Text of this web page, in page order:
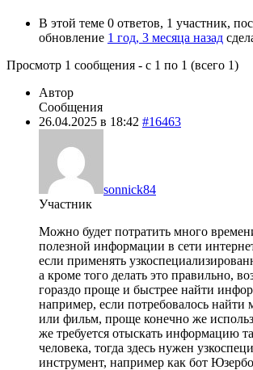
В этой теме 0 ответов, 1 участник,
обновление 1 год, 3 месяца назад
Просмотр 1 сообщения - с 1 по 1 (всего 1)
Автор
Сообщения
26.04.2025 в 18:42 #16463
sonnick84
Участник
Можно будет потратить много
полезной информации в сети
если применять
а кроме того делать это правильно,
гораздо проще и быстрее найти
например, если потребовалось найти
или фильм, проще конечно же
же требуется отыскать информацию
человека, тогда здесь нужен
инструмент, например как бот